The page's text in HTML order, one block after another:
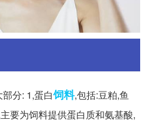
分: 1,蛋白饲料,包括:豆粕,鱼
要为饲料提供蛋白质和氨基酸,